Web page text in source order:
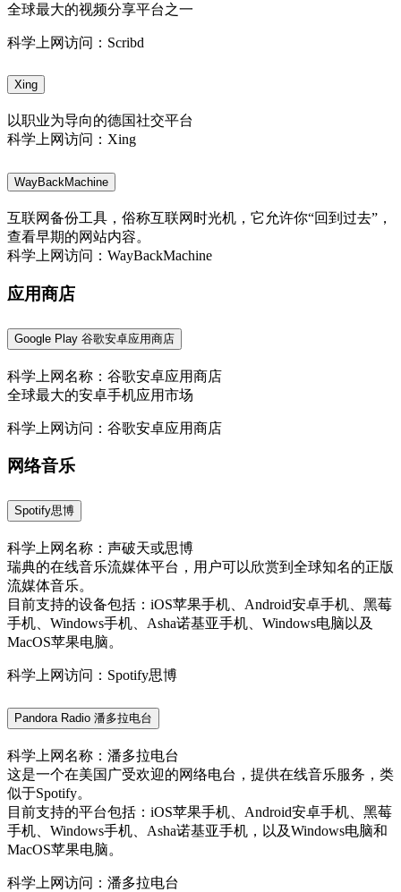
全球最大的视频分享平台之一
科学上网访问：Scribd
Xing
以职业为导向的德国社交平台
科学上网访问：Xing
WayBackMachine
互联网备份工具，俗称互联网时光机，它允许你“回到过去”，
查看早期的网站内容。
科学上网访问：WayBackMachine
应用商店
Google Play 谷歌安卓应用商店
科学上网名称：谷歌安卓应用商店
全球最大的安卓手机应用市场
科学上网访问：谷歌安卓应用商店
网络音乐
Spotify思博
科学上网名称：声破天或思博
瑞典的在线音乐流媒体平台，用户可以欣赏到全球知名的正版
流媒体音乐。
目前支持的设备包括：iOS苹果手机、Android安卓手机、黑莓
手机、Windows手机、Asha诺基亚手机、Windows电脑以及
MacOS苹果电脑。
科学上网访问：Spotify思博
Pandora Radio 潘多拉电台
科学上网名称：潘多拉电台
这是一个在美国广受欢迎的网络电台，提供在线音乐服务，类
似于Spotify。
目前支持的平台包括：iOS苹果手机、Android安卓手机、黑莓
手机、Windows手机、Asha诺基亚手机，以及Windows电脑和
MacOS苹果电脑。
科学上网访问：潘多拉电台